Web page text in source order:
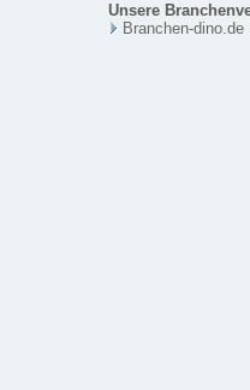
Unsere
Branchen-dino.de